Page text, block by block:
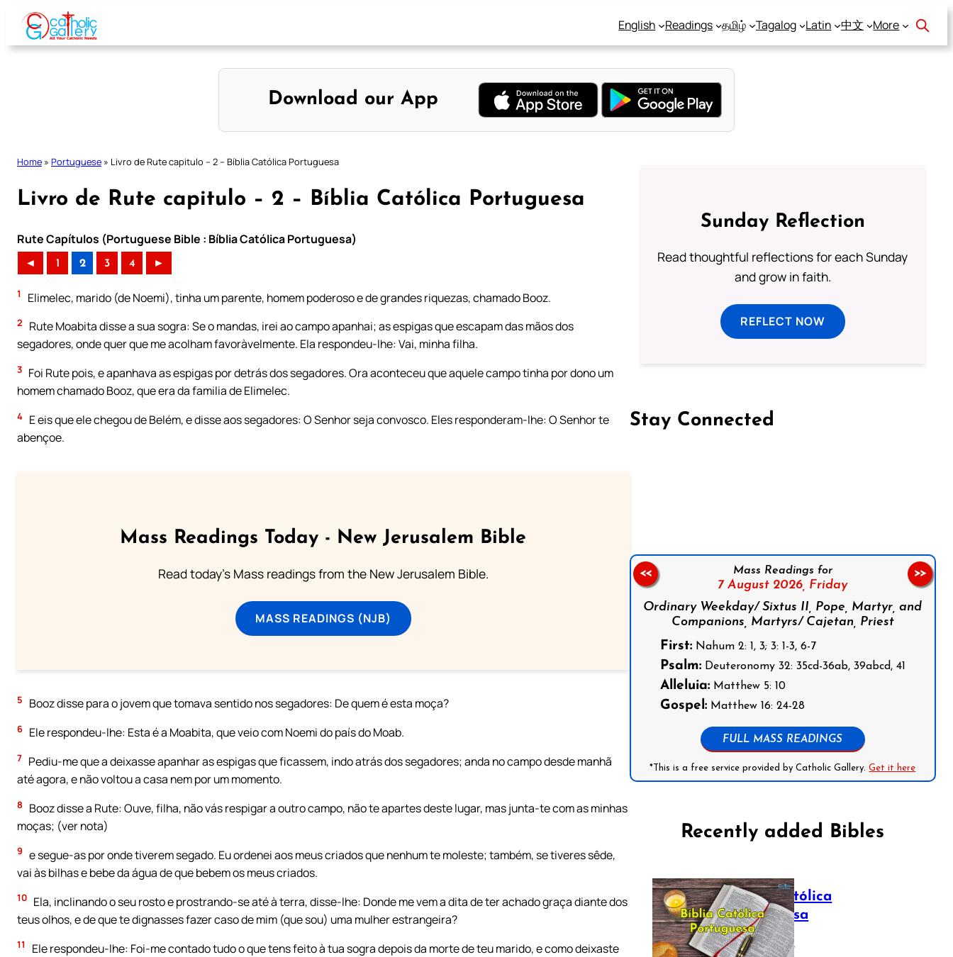
Skip
content
English Readings தமிழ் Tagalog Latin 中文 More
Download our App
Home » Portuguese » Livro de Rute capitulo – 2 – Bíblia Católica Portuguesa
Livro de Rute capitulo – 2 – Bíblia Católica Portuguesa
Rute Capítulos (Portuguese Bible : Bíblia Católica Portuguesa)
◄ 1 2 3 4 ►
1 Elimelec, marido (de Noemi), tinha um parente, homem poderoso e de grandes riquezas, chamado Booz.
2
Rute Moabita disse a sua sogra: Se o mandas, irei ao campo apanhai; as espigas que escapam das mãos dos
segadores, onde quer que me acolham favoràvelmente. Ela respondeu-lhe: Vai, minha filha.
3 Foi Rute pois, e apanhava as espigas por detrás dos segadores. Ora aconteceu que aquele campo tinha por dono um
homem chamado Booz, que era da familia de Elimelec.
4 E eis que ele chegou de Belém, e disse aos segadores: O Senhor seja convosco. Eles responderam-lhe: O Senhor te
abençoe.
Mass Readings Today - New Jerusalem Bible
Read today's Mass readings from the New Jerusalem Bible.
MASS READINGS (NJB)
5 Booz disse para o jovem que tomava sentido nos segadores: De quem é esta moça?
6 Ele respondeu-lhe: Esta é a Moabita, que veio com Noemi do país do Moab.
7 Pediu-me que a deixasse apanhar as espigas que ficassem, indo atrás dos segadores; anda no campo desde manhã
até agora, e não voltou a casa nem por um momento.
8
Booz disse a Rute: Ouve, filha, não vás respigar a outro campo, não te apartes deste lugar, mas junta-te com as minhas
moças; (ver nota)
9 e segue-as por onde tiverem segado. Eu ordenei aos meus criados que nenhum te moleste; também, se tiveres sêde,
vai às bilhas e bebe da água de que bebem os meus criados.
10 Ela, inclinando o seu rosto e prostrando-se até à terra, disse-lhe: Donde me vem a dita de ter achado graça diante dos
teus olhos, e de que te dignasses fazer caso de mim (que sou) uma mulher estrangeira?
11
Ele respondeu-lhe: Foi-me contado tudo o que tens feito à tua sogra depois da morte de teu marido, e como deixaste
Sunday Reflection
Read thoughtful reflections for each Sunday
and grow in faith.
REFLECT NOW
Stay Connected
Mass Readings for
7 August 2026, Friday
Ordinary Weekday/ Sixtus II, Pope, Martyr, and
Companions, Martyrs/ Cajetan, Priest
First:Nahum 2: 1, 3; 3: 1-3, 6-7
Psalm:Deuteronomy 32: 35cd-36ab, 39abcd, 41
Alleluia:Matthew 5: 10
Gospel:Matthew 16: 24-28
FULL MASS READINGS
*This is a free service provided by Catholic Gallery.Get it here
<< >>
Recently added Bibles
Bíblia Católica
Portuguesa
July 16, 2025